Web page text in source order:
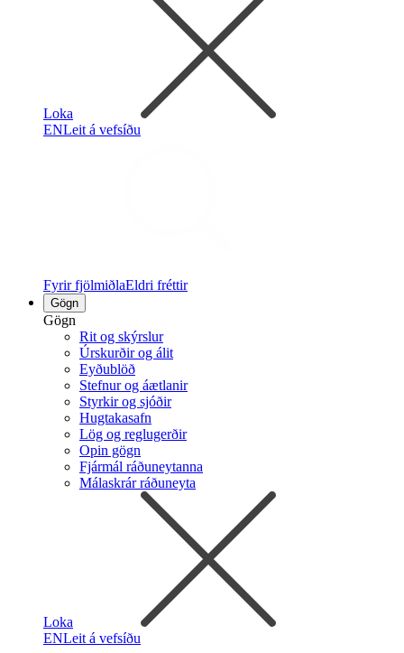
Loka
ENLeit á vefsíðu
Fyrir fjölmiðlaEldri fréttir
Gögn
Gögn
Rit og skýrslur
Úrskurðir og álit
Eyðublöð
Stefnur og áætlanir
Styrkir og sjóðir
Hugtakasafn
Lög og reglugerðir
Opin gögn
Fjármál ráðuneytanna
Málaskrár ráðuneyta
Loka
ENLeit á vefsíðu